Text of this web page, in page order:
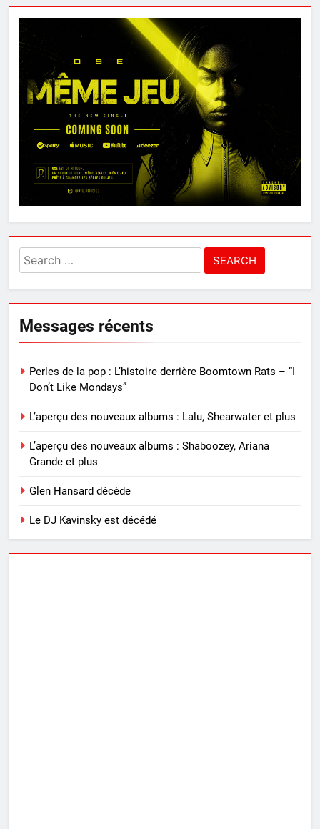
Search
for:
Messages récents
Perles de la pop : L’histoire derrière Boomtown Rats – “I
Don’t Like Mondays”
L’aperçu des nouveaux albums : Lalu, Shearwater et plus
L’aperçu des nouveaux albums : Shaboozey, Ariana
Grande et plus
Glen Hansard décède
Le DJ Kavinsky est décédé